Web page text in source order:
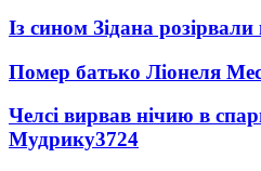
Із сином Зідана
Помер батько Ліонеля
Челсі вирвав нічию в
Мудрику3724